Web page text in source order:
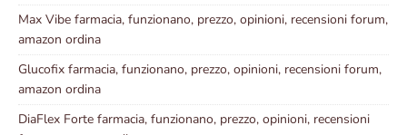
Max Vibe farmacia, funzionano, prezzo, opinioni, recensioni forum,
amazon ordina
Glucofix farmacia, funzionano, prezzo, opinioni, recensioni forum,
amazon ordina
DiaFlex Forte farmacia, funzionano, prezzo, opinioni, recensioni